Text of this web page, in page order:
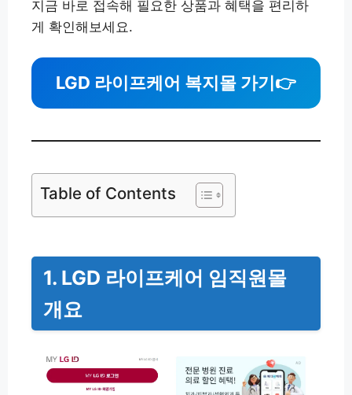
지금 바로 접속해 필요한 상품과 혜택을 편리하
게 확인해보세요.
LGD 라이프케어 복지몰 가기 👉
Table of Contents
1. LGD 라이프케어 임직원몰
개요